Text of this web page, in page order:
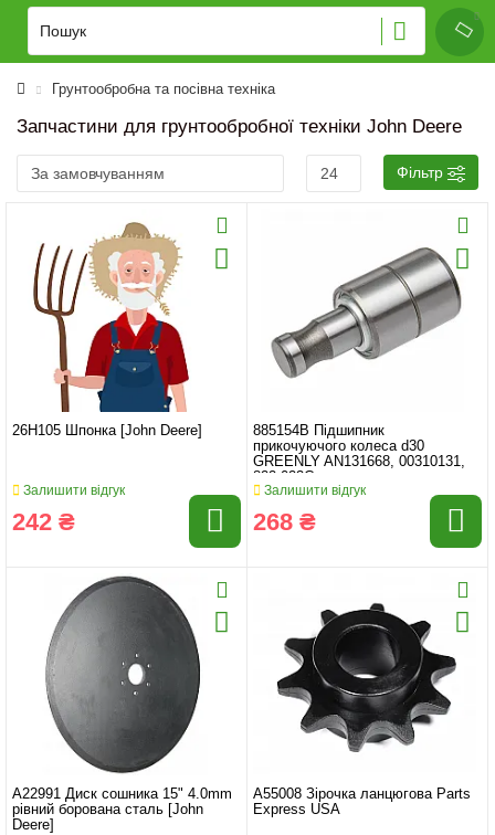
Грунтообробна та посівна техніка
Запчастини для грунтообробної техніки John Deere
Фільтр
26H105 Шпонка [John Deere]
Залишити відгук
242 ₴
885154B Підшипник
прикочуючого колеса d30
GREENLY AN131668, 00310131,
822-023C
Залишити відгук
268 ₴
A22991 Диск сошника 15" 4.0mm
рівний борована сталь [John
Deere]
A55008 Зірочка ланцюгова Parts
Express USA